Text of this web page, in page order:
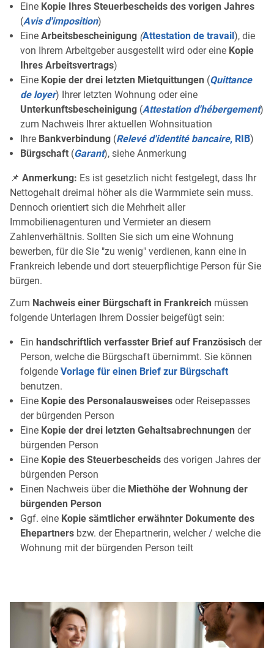
Eine Kopie Ihres Steuerbescheids des vorigen Jahres
(Avis d'imposition)
Eine Arbeitsbescheinigung (Attestation de travail), die
von Ihrem Arbeitgeber ausgestellt wird oder eine Kopie
Ihres Arbeitsvertrags)
Eine Kopie der drei letzten Mietquittungen (Quittance
de loyer) Ihrer letzten Wohnung oder eine
Unterkunftsbescheinigung (Attestation d'hébergement)
zum Nachweis Ihrer aktuellen Wohnsituation
Ihre Bankverbindung (Relevé d'identité bancaire, RIB)
Bürgschaft (Garant), siehe Anmerkung
📌 Anmerkung: Es ist gesetzlich nicht festgelegt, dass Ihr
Nettogehalt dreimal höher als die Warmmiete sein muss.
Dennoch orientiert sich die Mehrheit aller
Immobilienagenturen und Vermieter an diesem
Zahlenverhältnis. Sollten Sie sich um eine Wohnung
bewerben, für die Sie "zu wenig" verdienen, kann eine in
Frankreich lebende und dort steuerpflichtige Person für Sie
bürgen.
Zum Nachweis einer Bürgschaft in Frankreich müssen
folgende Unterlagen Ihrem Dossier beigefügt sein:
Ein handschriftlich verfasster Brief auf Französisch der
Person, welche die Bürgschaft übernimmt. Sie können
folgende Vorlage für einen Brief zur Bürgschaft
benutzen.
Eine Kopie des Personalausweises oder Reisepasses
der bürgenden Person
Eine Kopie der drei letzten Gehaltsabrechnungen der
bürgenden Person
Eine Kopie des Steuerbescheids des vorigen Jahres der
bürgenden Person
Einen Nachweis über die Miethöhe der Wohnung der
bürgenden Person
Ggf. eine Kopie sämtlicher erwähnter Dokumente des
Ehepartners bzw. der Ehepartnerin, welcher / welche die
Wohnung mit der bürgenden Person teilt